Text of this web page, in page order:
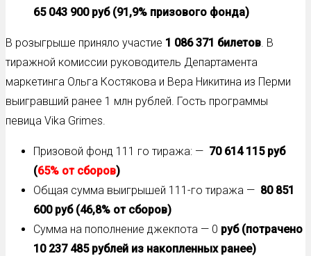
65 043 900 руб(91,9% призового фонда)
В розыгрыше приняло участие 1 086 371 билетов . В
тиражной комиссии руководитель Департамента
маркетинга Ольга Костякова и Вера Никитина из Перми
выигравший ранее 1 млн рублей. Гость программы
певица Vika Grimes.
Призовой фонд 111 го тиража: — 70 614 115 руб
(65% от сборов)
Общая сумма выигрышей 111-го тиража — 80 851
600 руб (46,8% от сборов)
Сумма на пополнение джекпота — 0 руб (потрачено
10 237 485 рублей из накопленных ранее)